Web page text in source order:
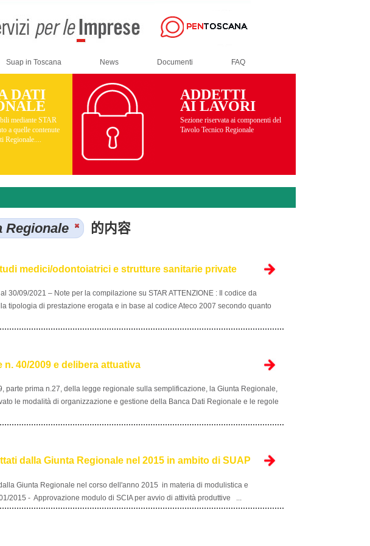
Suap in Toscana News Documenti FAQ
ADDETTI
AI LAVORI
Sezione riservata ai componenti del
Tavolo Tecnico Regionale
DATI
mediante STAR
a quelle contenute
Regionale....
Regionale 的内容
medici/odontoiatrici e strutture sanitarie private
30/09/2021 – Note per la compilazione su STAR ATTENZIONE : Il codice da
tipologia di prestazione erogata e in base al codice Ateco 2007 secondo quanto
40/2009 e delibera attuativa
parte prima n.27, della legge regionale sulla semplificazione, la Giunta Regionale,
le modalità di organizzazione e gestione della Banca Dati Regionale e le regole
dalla Giunta Regionale nel 2015 in ambito di SUAP
Giunta Regionale nel corso dell'anno 2015 in materia di modulistica e
2015 - Approvazione modulo di SCIA per avvio di attività produttive ...